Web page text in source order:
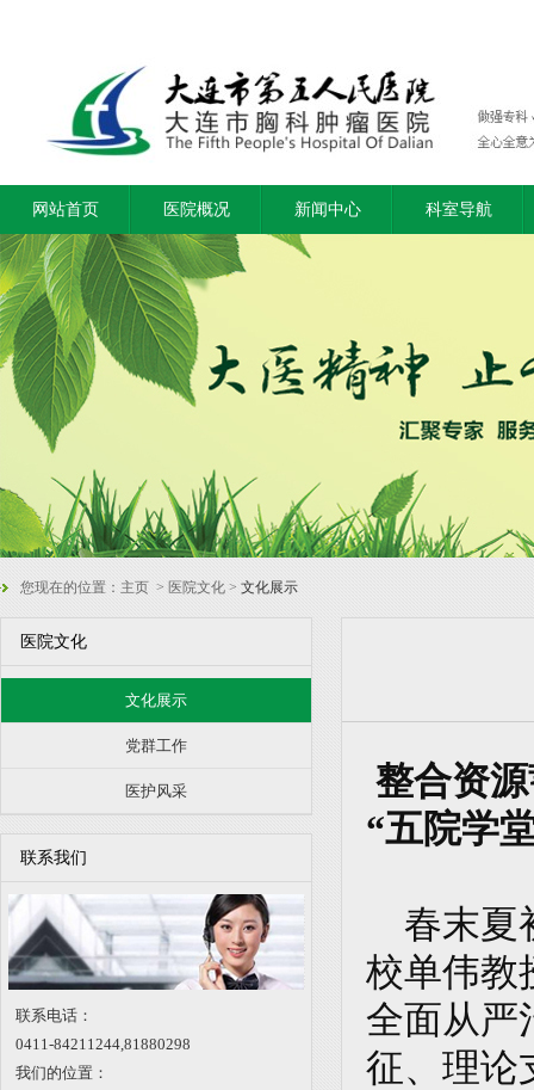
网站首页 医院概况 新闻中心 科室导航
您现在的位置： 主页 > 医院文化 > 文化展示
医院文化
文化展示
党群工作
医护风采
联系我们
联系电话：
0411-84211244,81880298
我们的位置：
整合资
“五院学
春末夏
校单伟教
全面从严
征、理论